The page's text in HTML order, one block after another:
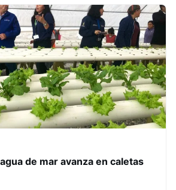
de mar avanza en caletas